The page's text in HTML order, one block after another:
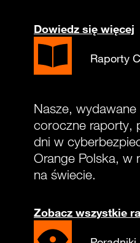
Dowiedz się więcej
Raporty
Nasze,
coroczne raporty,
dni w
Orange Polska, w
na świecie.
Zobacz wszystkie